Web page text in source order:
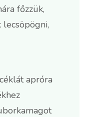
főzzük,
apróra